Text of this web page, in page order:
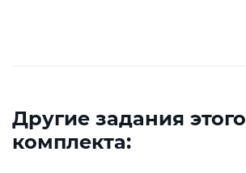
Другие задания этого
комплекта: